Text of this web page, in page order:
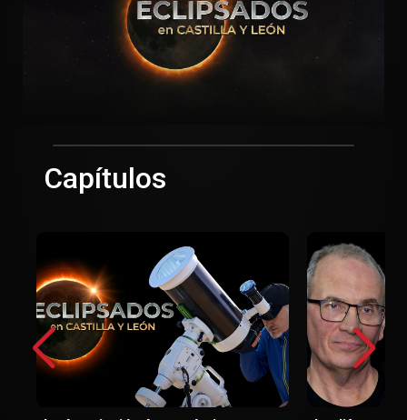
Capítulos